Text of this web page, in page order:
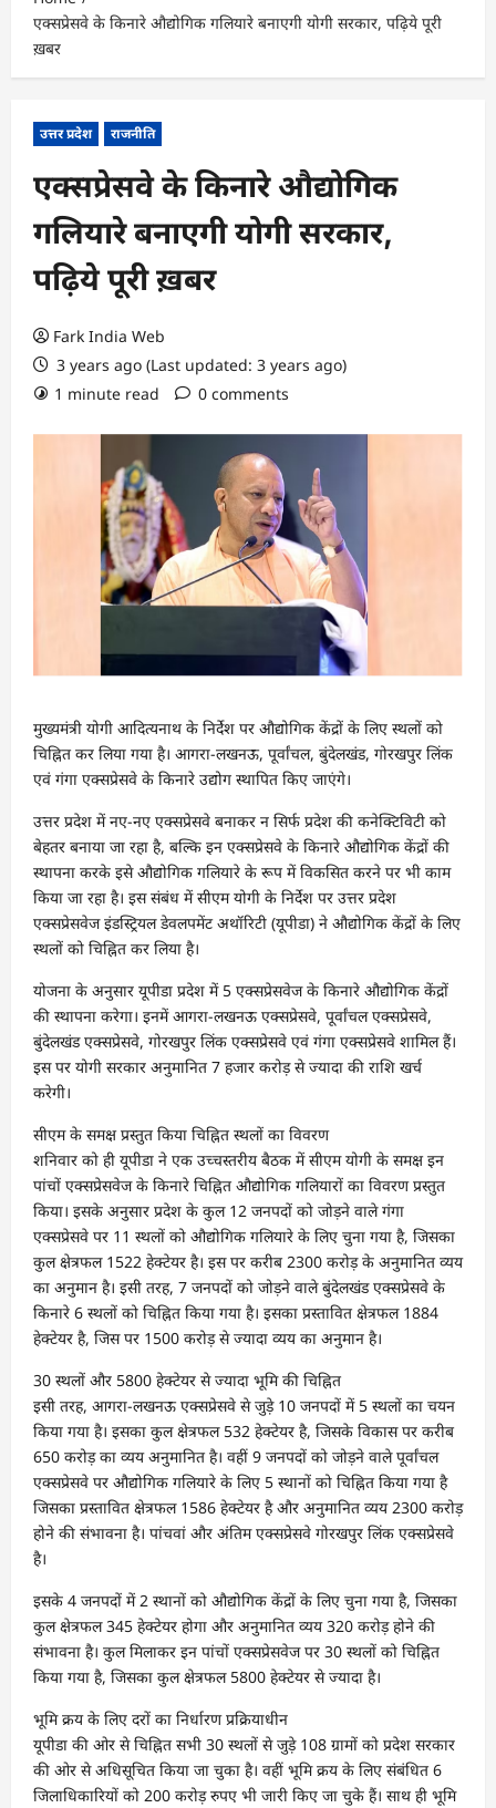
एक्सप्रेसवे के किनारे औद्योगिक गलियारे बनाएगी योगी सरकार, पढ़िये पूरी
ख़बर
उत्तर प्रदेश राजनीति
एक्सप्रेसवे के किनारे औद्योगिक
गलियारे बनाएगी योगी सरकार,
पढ़िये पूरी ख़बर
Fark India Web
3 years ago (Last updated: 3 years ago)
1 minute read
0 comments
मुख्यमंत्री योगी आदित्यनाथ के निर्देश पर औद्योगिक केंद्रों के लिए स्थलों को
चिह्नित कर लिया गया है। आगरा-लखनऊ, पूर्वांचल, बुंदेलखंड, गोरखपुर लिंक
एवं गंगा एक्सप्रेसवे के किनारे उद्योग स्थापित किए जाएंगे।
उत्तर प्रदेश में नए-नए एक्सप्रेसवे बनाकर न सिर्फ प्रदेश की कनेक्टिविटी को
बेहतर बनाया जा रहा है, बल्कि इन एक्सप्रेसवे के किनारे औद्योगिक केंद्रों की
स्थापना करके इसे औद्योगिक गलियारे के रूप में विकसित करने पर भी काम
किया जा रहा है। इस संबंध में सीएम योगी के निर्देश पर उत्तर प्रदेश
एक्सप्रेसवेज इंडस्ट्रियल डेवलपमेंट अथॉरिटी (यूपीडा) ने औद्योगिक केंद्रों के लिए
स्थलों को चिह्नित कर लिया है।
योजना के अनुसार यूपीडा प्रदेश में 5 एक्सप्रेसवेज के किनारे औद्योगिक केंद्रों
की स्थापना करेगा। इनमें आगरा-लखनऊ एक्सप्रेसवे, पूर्वांचल एक्सप्रेसवे,
बुंदेलखंड एक्सप्रेसवे, गोरखपुर लिंक एक्सप्रेसवे एवं गंगा एक्सप्रेसवे शामिल हैं।
इस पर योगी सरकार अनुमानित 7 हजार करोड़ से ज्यादा की राशि खर्च
करेगी।
सीएम के समक्ष प्रस्तुत किया चिह्नित स्थलों का विवरण
शनिवार को ही यूपीडा ने एक उच्चस्तरीय बैठक में सीएम योगी के समक्ष इन
पांचों एक्सप्रेसवेज के किनारे चिह्नित औद्योगिक गलियारों का विवरण प्रस्तुत
किया। इसके अनुसार प्रदेश के कुल 12 जनपदों को जोड़ने वाले गंगा
एक्सप्रेसवे पर 11 स्थलों को औद्योगिक गलियारे के लिए चुना गया है, जिसका
कुल क्षेत्रफल 1522 हेक्टेयर है। इस पर करीब 2300 करोड़ के अनुमानित व्यय
का अनुमान है। इसी तरह, 7 जनपदों को जोड़ने वाले बुंदेलखंड एक्सप्रेसवे के
किनारे 6 स्थलों को चिह्नित किया गया है। इसका प्रस्तावित क्षेत्रफल 1884
हेक्टेयर है, जिस पर 1500 करोड़ से ज्यादा व्यय का अनुमान है।
30 स्थलों और 5800 हेक्टेयर से ज्यादा भूमि की चिह्नित
इसी तरह, आगरा-लखनऊ एक्सप्रेसवे से जुड़े 10 जनपदों में 5 स्थलों का चयन
किया गया है। इसका कुल क्षेत्रफल 532 हेक्टेयर है, जिसके विकास पर करीब
650 करोड़ का व्यय अनुमानित है। वहीं 9 जनपदों को जोड़ने वाले पूर्वांचल
एक्सप्रेसवे पर औद्योगिक गलियारे के लिए 5 स्थानों को चिह्नित किया गया है
जिसका प्रस्तावित क्षेत्रफल 1586 हेक्टेयर है और अनुमानित व्यय 2300 करोड़
होने की संभावना है। पांचवां और अंतिम एक्सप्रेसवे गोरखपुर लिंक एक्सप्रेसवे
है।
इसके 4 जनपदों में 2 स्थानों को औद्योगिक केंद्रों के लिए चुना गया है, जिसका
कुल क्षेत्रफल 345 हेक्टेयर होगा और अनुमानित व्यय 320 करोड़ होने की
संभावना है। कुल मिलाकर इन पांचों एक्सप्रेसवेज पर 30 स्थलों को चिह्नित
किया गया है, जिसका कुल क्षेत्रफल 5800 हेक्टेयर से ज्यादा है।
भूमि क्रय के लिए दरों का निर्धारण प्रक्रियाधीन
यूपीडा की ओर से चिह्नित सभी 30 स्थलों से जुड़े 108 ग्रामों को प्रदेश सरकार
की ओर से अधिसूचित किया जा चुका है। वहीं भूमि क्रय के लिए संबंधित 6
जिलाधिकारियों को 200 करोड़ रुपए भी जारी किए जा चुके हैं। साथ ही भूमि